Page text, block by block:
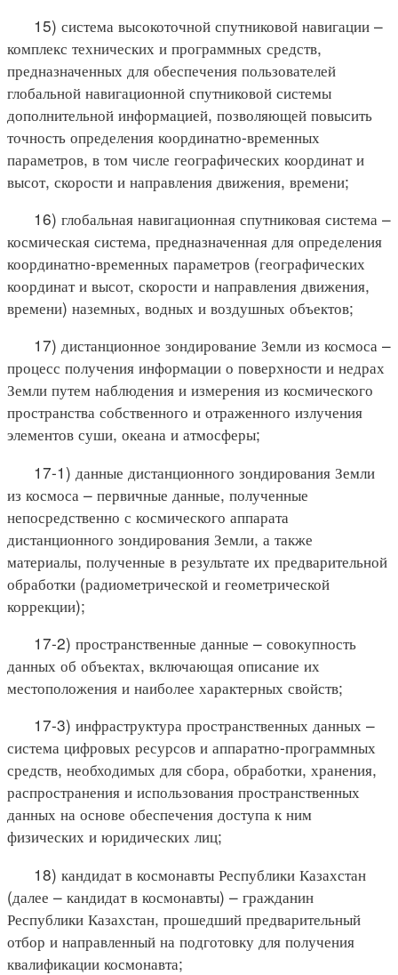
15) система высокоточной спутниковой навигации –
комплекс технических и программных средств,
предназначенных для обеспечения пользователей
глобальной навигационной спутниковой системы
дополнительной информацией, позволяющей повысить
точность определения координатно-временных
параметров, в том числе географических координат и
высот, скорости и направления движения, времени;
16) глобальная навигационная спутниковая система –
космическая система, предназначенная для определения
координатно-временных параметров (географических
координат и высот, скорости и направления движения,
времени) наземных, водных и воздушных объектов;
17) дистанционное зондирование Земли из космоса –
процесс получения информации о поверхности и недрах
Земли путем наблюдения и измерения из космического
пространства собственного и отраженного излучения
элементов суши, океана и атмосферы;
17-1) данные дистанционного зондирования Земли
из космоса – первичные данные, полученные
непосредственно с космического аппарата
дистанционного зондирования Земли, а также
материалы, полученные в результате их предварительной
обработки (радиометрической и геометрической
коррекции);
17-2) пространственные данные – совокупность
данных об объектах, включающая описание их
местоположения и наиболее характерных свойств;
17-3) инфраструктура пространственных данных –
система цифровых ресурсов и аппаратно-программных
средств, необходимых для сбора, обработки, хранения,
распространения и использования пространственных
данных на основе обеспечения доступа к ним
физических и юридических лиц;
18) кандидат в космонавты Республики Казахстан
(далее – кандидат в космонавты) – гражданин
Республики Казахстан, прошедший предварительный
отбор и направленный на подготовку для получения
квалификации космонавта;